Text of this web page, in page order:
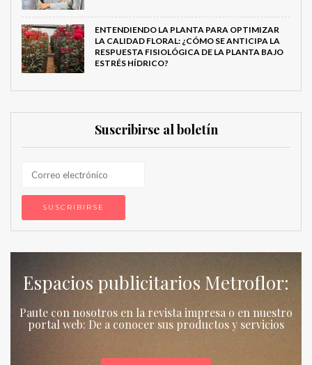
ENTENDIENDO LA PLANTA PARA OPTIMIZAR
LA CALIDAD FLORAL: ¿CÓMO SE ANTICIPA LA
RESPUESTA FISIOLÓGICA DE LA PLANTA BAJO
ESTRÉS HÍDRICO?
Suscribirse al boletín
Espacios publicitarios Metroflor:
Paute con nosotros en la revista impresa o en nuestro
portal web: De a conocer sus productos y servicios